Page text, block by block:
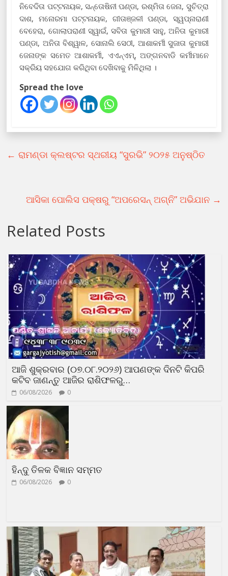
ନିବେଦିତା ପଟ୍ଟନାୟକ, ସନ୍ତୋଷିନୀ ପଣ୍ଡା, ରଶ୍ମିତା ଜେନା, ସୁଚିତ୍ରା
ଦାଶ, ମନୋରମା ପଟ୍ଟନାୟକ, ଗୀତାଞ୍ଜଳୀ ପଣ୍ଡା, ସ୍ୱପ୍ନାରାଣୀ
ବେହେରା, ଗୋଲାପରାଣୀ ସ୍ୱାଇଁ, ସବିତା କୁମାରୀ ସାହୁ, ଅନିତା କୁମାରୀ
ପଣ୍ଡା, ଅନିତା ବିଶ୍ୱାଳ, ସୋନାଲି ସେଠୀ, ଆଶାକର୍ମୀ ସୁଜାତା କୁମାରୀ
ଜେନାଙ୍କ ସମେତ ଆଶାକର୍ମୀ, ଏଏନ୍‍ଏମ୍‍, ଅଙ୍ଗନବାଡି କର୍ମୀମାନେ
ସକ୍ରିୟ ସହଯୋଗ କରିଥିବା ଦେଖିବାକୁ ମିଳିଥିଲା ।
Spread the love
← ରାମଣ୍ଡା କ୍ଲଷ୍ଟର ସ୍ଥରୀୟ “ସୁରଭି” ୨୦୨୫ ଅନୁଷ୍ଠିତ
ଆସିକା ପୋଲିସ ପକ୍ଷରୁ “ଅପରେସନ୍‍ ଅଗ୍ନି” ଅଭିଯାନ →
Related Posts
ଆଜି ଶୁକ୍ରବାର (୦୭.୦୮.୨୦୨୬) ଆପଣଙ୍କ ଦିନଟି କିପରି
କଟିବ ଜାଣନ୍ତୁ ଆଜିର ରାଶିଫଳରୁ…
06/08/2026 0
ହିନ୍ଦୁ ତିଳକ ବିଜ୍ଞାନ ସମ୍ମତ
06/08/2026 0